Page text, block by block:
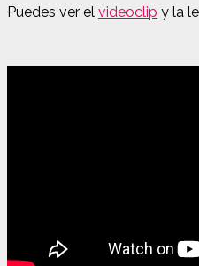
Puedes ver el videoclip y la